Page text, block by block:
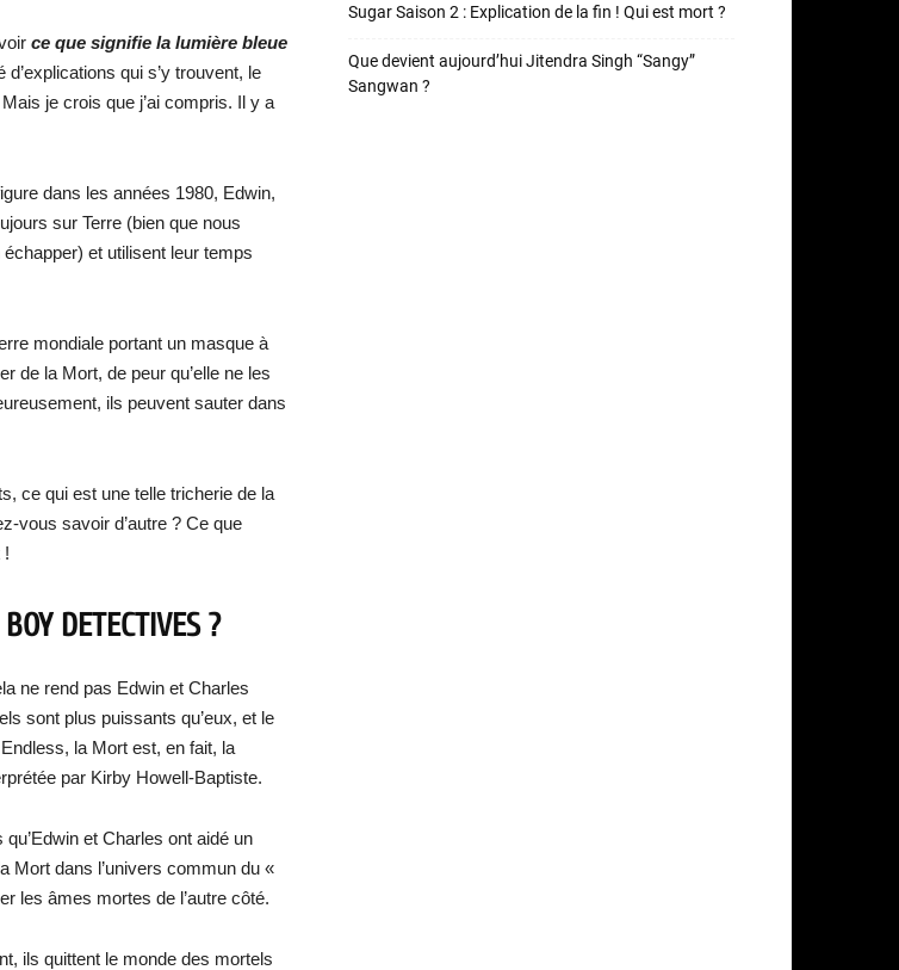
ce que signifie la lumière bleue
qui s’y trouvent, le
je crois que j’ai compris. Il y a
dans les années 1980, Edwin,
sur Terre (bien que nous
et utilisent leur temps
mondiale portant un masque à
de la Mort, de peur qu’elle ne les
ils peuvent sauter dans
ce qui est une telle tricherie de la
vous savoir d’autre ? Ce que
!
DETECTIVES ?
ne rend pas Edwin et Charles
sont plus puissants qu’eux, et le
la Mort est, en fait, la
par Kirby Howell-Baptiste.
qu’Edwin et Charles ont aidé un
Mort dans l’univers commun du «
les âmes mortes de l’autre côté.
ils quittent le monde des mortels
Sugar Saison 2 : Explication de la fin ! Qui est mort ?
Que devient aujourd’hui Jitendra Singh “Sangy”
Sangwan ?